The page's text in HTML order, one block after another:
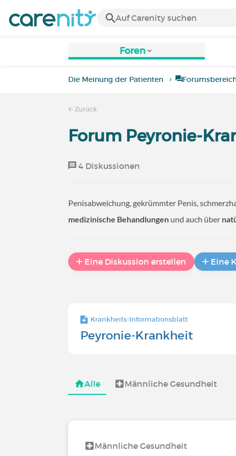
Foren
Die Meinung der Patienten
Zurück
Forum Peyronie-
4 Diskussionen
Penisabweichung, gekrümmter Penis,
medizinische Behandlungen und auch über
Eine Diskussion erstellen Eine
Krankheits-Informationsblatt
Peyronie-Krankheit
Alle Männliche Gesundheit
Männliche Gesundheit